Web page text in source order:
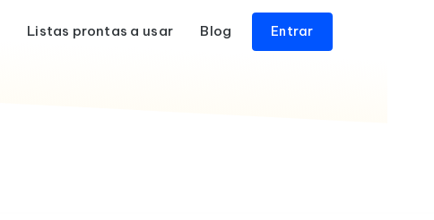
Listas prontas a usar Blog Entrar